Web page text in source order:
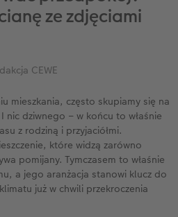
XL
ślubna
ramce
dokumentów
zwierząt
na płycie Alu-Dibond
wieloczęściowy
na piance ze zdjęciem retro XXL
fotoplakatów
dla babci i dziadka
dla niej
dla niego
dla brata
dla dziadka
klienta CEWE
szkolna
fotograficzne CEWE
Photo Award 2027
ze zdjęciami
CEWE
mieszkania, często skupiamy się na
nic dziwnego – w końcu to właśnie
z rodziną i przyjaciółmi.
które widzą zarówno
pomijany. Tymczasem to właśnie
a jego aranżacja stanowi klucz do
już w chwili przekroczenia